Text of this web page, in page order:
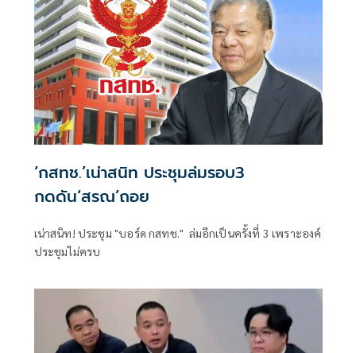
‘กสทช.’เน่าสนิท ประชุมล่มรอบ3
กดดัน‘สรณ’ถอย
เน่าสนิท! ประชุม "บอร์ด กสทช." ล่มอีกเป็นครั้งที่ 3 เพราะองค์
ประชุมไม่ครบ